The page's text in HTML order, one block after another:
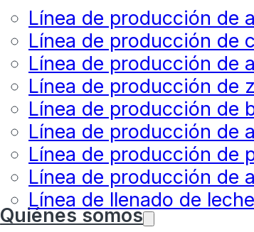
Línea de producción de
Línea de producción de
Línea de producción de
Línea de producción de
Línea de producción de
Línea de producción de
Línea de producción de
Línea de producción de
Línea de llenado de leche
Quiénes somos